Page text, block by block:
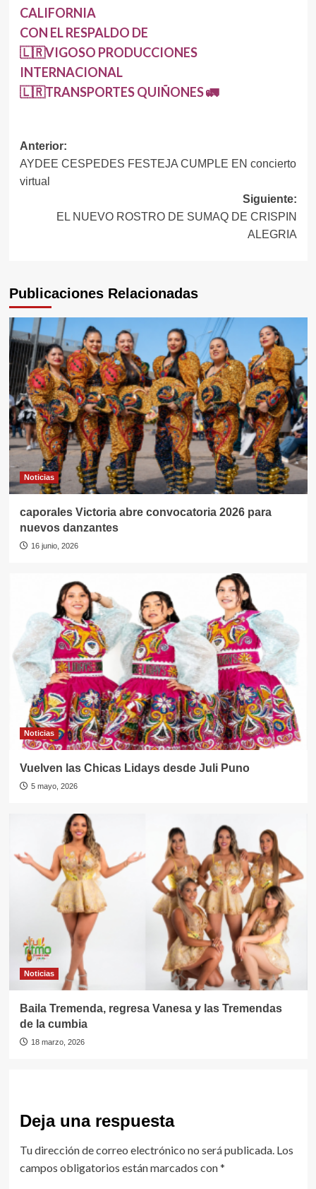
CALIFORNIA
CON EL RESPALDO DE
🇱🇷VIGOSO PRODUCCIONES
INTERNACIONAL
🇱🇷TRANSPORTES QUIÑONES 🚛
Navegación
de
Anterior:
AYDEE CESPEDES FESTEJA CUMPLE EN concierto
virtual
Siguiente:
EL NUEVO ROSTRO DE SUMAQ DE CRISPIN
ALEGRIA
Publicaciones Relacionadas
Noticias
caporales Victoria abre convocatoria 2026 para
nuevos danzantes
16 junio, 2026
Noticias
Vuelven las Chicas Lidays desde Juli Puno
5 mayo, 2026
Noticias
Baila Tremenda, regresa Vanesa y las Tremendas
de la cumbia
18 marzo, 2026
Deja una respuesta
Tu dirección de correo electrónico no será publicada. Los
campos obligatorios están marcados con*